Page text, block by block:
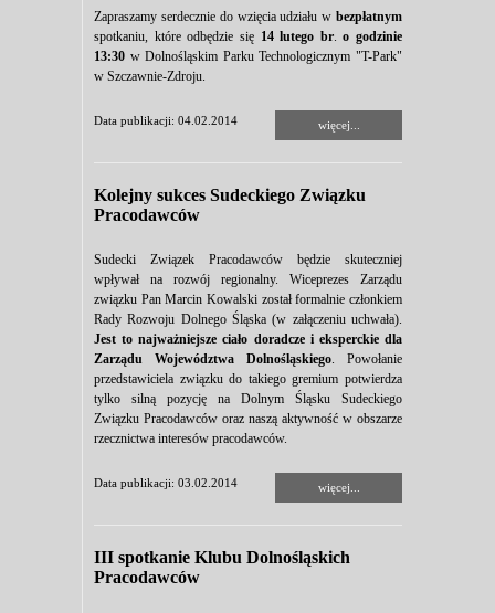
Zapraszamy serdecznie do wzięcia udziału w bezpłatnym
spotkaniu, które odbędzie się 14 lutego br. o godzinie
13:30 w Dolnośląskim Parku Technologicznym "T-Park"
w Szczawnie-Zdroju.
Data publikacji: 04.02.2014 więcej...
Kolejny sukces Sudeckiego Związku
Pracodawców
Sudecki Związek Pracodawców będzie skuteczniej
wpływał na rozwój regionalny. Wiceprezes Zarządu
związku Pan Marcin Kowalski został formalnie członkiem
Rady Rozwoju Dolnego Śląska (w załączeniu uchwała).
Jest to najważniejsze ciało doradcze i eksperckie dla
Zarządu Województwa Dolnośląskiego. Powołanie
przedstawiciela związku do takiego gremium potwierdza
tylko silną pozycję na Dolnym Śląsku Sudeckiego
Związku Pracodawców oraz naszą aktywność w obszarze
rzecznictwa interesów pracodawców.
Data publikacji: 03.02.2014 więcej...
III spotkanie Klubu Dolnośląskich
Pracodawców